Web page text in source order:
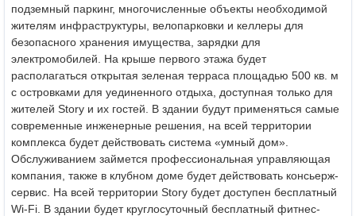
подземный паркинг, многочисленные объекты необходимой
жителям инфраструктуры, велопарковки и келлеры для
безопасного хранения имущества, зарядки для
электромобилей. На крыше первого этажа будет
располагаться открытая зеленая терраса площадью 500 кв. м
с островками для уединенного отдыха, доступная только для
жителей Story и их гостей. В здании будут применяться самые
современные инженерные решения, на всей территории
комплекса будет действовать система «умный дом».
Обслуживанием займется профессиональная управляющая
компания, также в клубном доме будет действовать консьерж-
сервис. На всей территории Story будет доступен бесплатный
Wi-Fi. В здании будет круглосуточный бесплатный фитнес-